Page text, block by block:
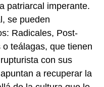
patriarcal imperante.
se pueden
Radicales, Post-
teálagas, que tienen
con sus
a recuperar la